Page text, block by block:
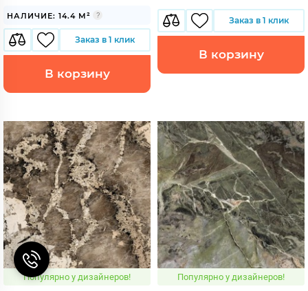
НАЛИЧИЕ: 14.4 М²
Заказ в 1 клик
В корзину
Заказ в 1 клик
В корзину
Популярно у дизайнеров! Популярно у дизайнеров!